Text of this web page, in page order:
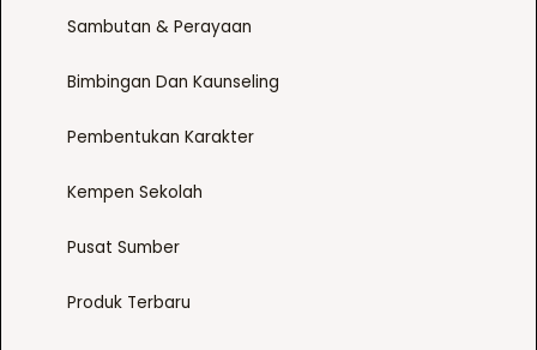
Sambutan & Perayaan
Bimbingan Dan Kaunseling
Pembentukan Karakter
Kempen Sekolah
Pusat Sumber
Produk Terbaru